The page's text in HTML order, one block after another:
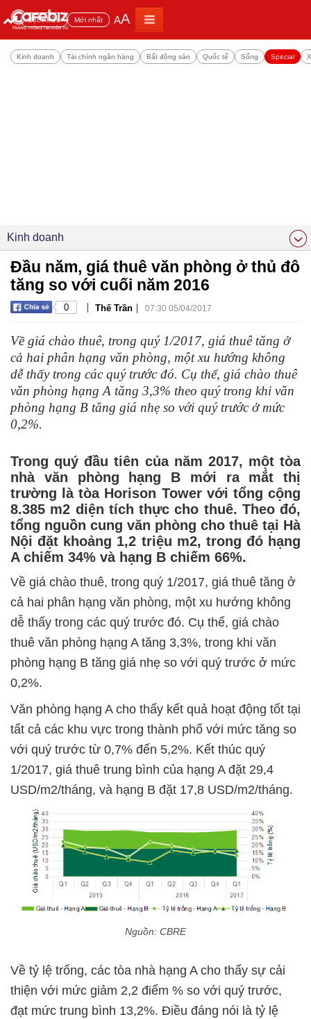
Đọc nhiều Mới nhất AA
Kinh doanh Tài chính ngân hàng Bất động sản Quốc tế Sống Special
Kinh doanh
Đầu năm, giá thuê văn phòng ở thủ đô
tăng so với cuối năm 2016
0 | Thế Trần | 07:30 05/04/2017
Về giá chào thuê, trong quý 1/2017, giá thuê tăng ở
cả hai phân hạng văn phòng, một xu hướng không
dễ thấy trong các quý trước đó. Cụ thể, giá chào thuê
văn phòng hạng A tăng 3,3% theo quý trong khi văn
phòng hạng B tăng giá nhẹ so với quý trước ở mức
0,2%.
Trong quý đầu tiên của năm 2017, một tòa
nhà văn phòng hạng B mới ra mắt thị
trường là tòa Horison Tower với tổng cộng
8.385 m2 diện tích thực cho thuê. Theo đó,
tổng nguồn cung văn phòng cho thuê tại Hà
Nội đặt khoảng 1,2 triệu m2, trong đó hạng
A chiếm 34% và hạng B chiếm 66%.
Về giá chào thuê, trong quý 1/2017, giá thuê tăng ở
cả hai phân hạng văn phòng, một xu hướng không
dễ thấy trong các quý trước đó. Cụ thể, giá chào
thuê văn phòng hạng A tăng 3,3%, trong khi văn
phòng hạng B tăng giá nhẹ so với quý trước ở mức
0,2%.
Văn phòng hạng A cho thấy kết quả hoạt động tốt tại
tất cả các khu vực trong thành phố với mức tăng so
với quý trước từ 0,7% đến 5,2%. Kết thúc quý
1/2017, giá thuê trung bình của hạng A đặt 29,4
USD/m2/tháng, và hạng B đặt 17,8 USD/m2/tháng.
Nguồn: CBRE
Về tỷ lệ trống, các tòa nhà hạng A cho thấy sự cải
thiện với mức giảm 2,2 điểm % so với quý trước,
đạt mức trung bình 13,2%. Điều đáng nói là tỷ lệ